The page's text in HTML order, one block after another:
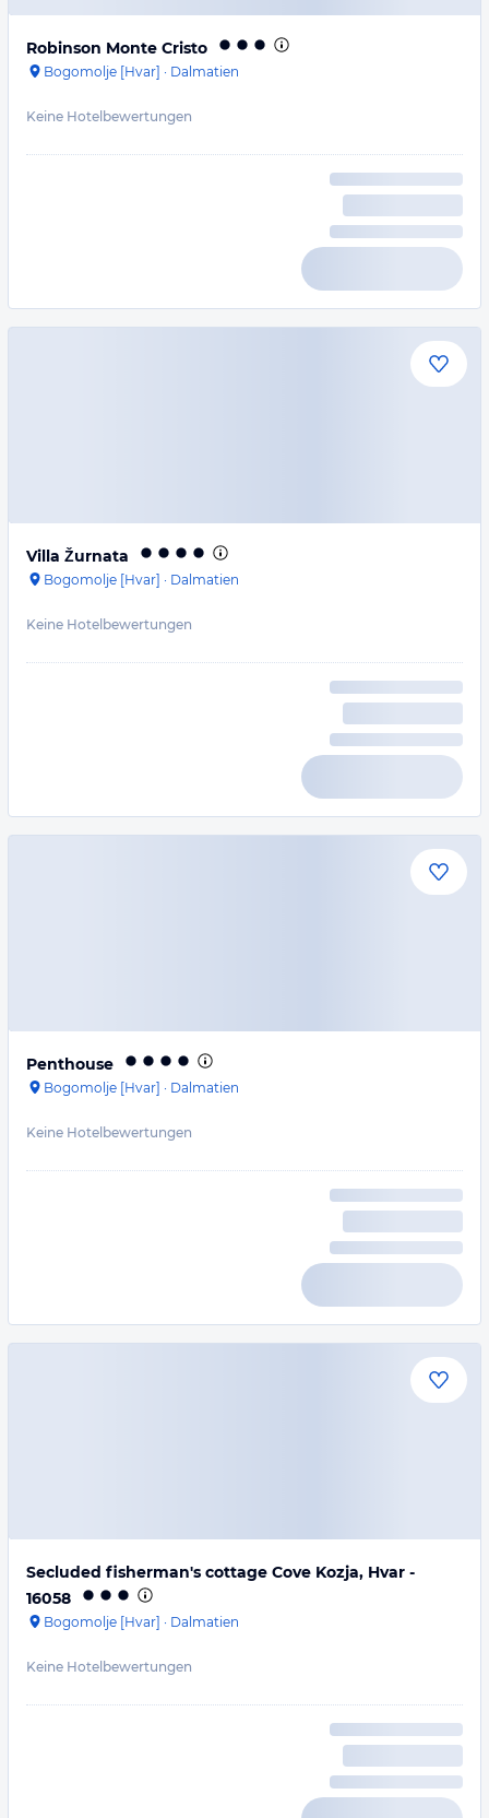
Robinson Monte Cristo
Bogomolje [Hvar] · Dalmatien
Keine Hotelbewertungen
Villa Žurnata
Bogomolje [Hvar] · Dalmatien
Keine Hotelbewertungen
Penthouse
Bogomolje [Hvar] · Dalmatien
Keine Hotelbewertungen
Secluded fisherman's cottage Cove Kozja, Hvar -
16058
Bogomolje [Hvar] · Dalmatien
Keine Hotelbewertungen